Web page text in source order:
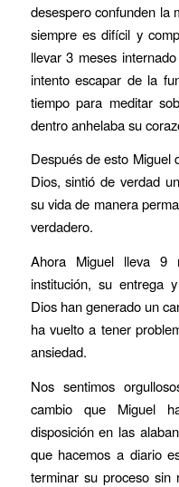
desespero confunden la
siempre es difícil y
llevar 3 meses
intento escapar de la
tiempo para meditar
dentro anhelaba su
Después de esto Miguel
Dios, sintió de verdad
su vida de manera
verdadero.
Ahora Miguel lleva 9
institución, su entrega
Dios han generado un
ha vuelto a tener
ansiedad.
Nos sentimos
cambio que Miguel
disposición en las
que hacemos a diario
terminar su proceso sin